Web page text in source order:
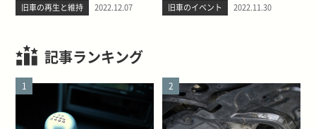
旧車の再生と維持 2022.12.07 旧車のイベント 2022.11.30
記事ランキング
1 2